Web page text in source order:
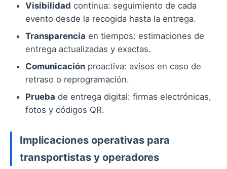
Visibilidad continua: seguimiento de cada
evento desde la recogida hasta la entrega.
Transparencia en tiempos: estimaciones de
entrega actualizadas y exactas.
Comunicación proactiva: avisos en caso de
retraso o reprogramación.
Prueba de entrega digital: firmas electrónicas,
fotos y códigos QR.
Implicaciones operativas para
transportistas y operadores